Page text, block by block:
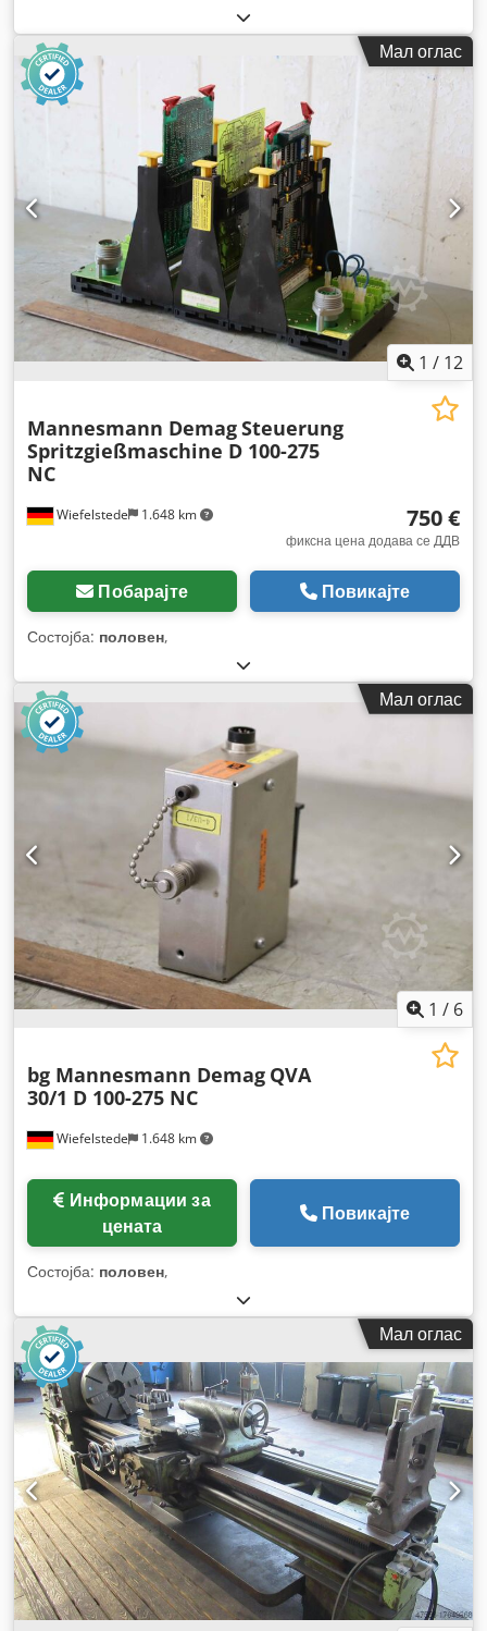
Мал оглас
1 / 12
Wiefelstede 1.648 km
Mannesmann DemagSteuerung
Spritzgießmaschine D 100-275
NC
750 €
фиксна цена додава се ДДВ
Побарајте Повикајте
Состојба: половен,
Мал оглас
1 / 6
Wiefelstede 1.648 km
bg Mannesmann Demag QVA
30/1 D 100-275 NC
цената
Повикајте
Состојба: половен,
Мал оглас